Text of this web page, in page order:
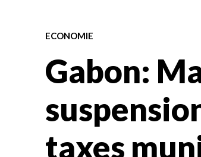
ECONOMIE
Gabon:
taxes